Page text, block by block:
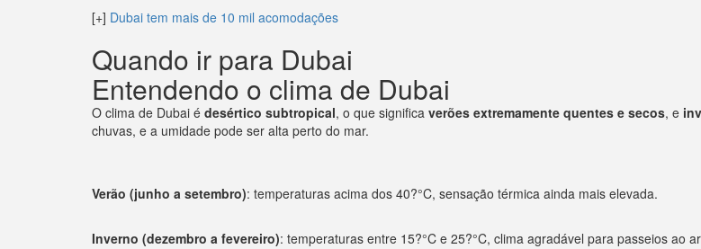
[+] Dubai tem mais de 10 mil acomodações
Quando ir para Dubai
Entendendo o clima de Dubai
O clima de Dubai é desértico subtropical, o que significa verões extremamente quentes e secos, e
chuvas, e a umidade pode ser alta perto do mar.
Verão (junho a setembro): temperaturas acima dos 40?°C, sensação térmica ainda mais elevada.
Inverno (dezembro a fevereiro): temperaturas entre 15?°C e 25?°C, clima agradável para passeios ao